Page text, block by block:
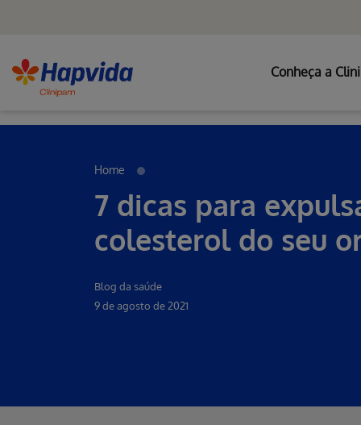
Pular para o Conteúdo principal
Conheça a
Home
7 dicas para
colesterol do seu
Blog da saúde
9 de agosto de 2021